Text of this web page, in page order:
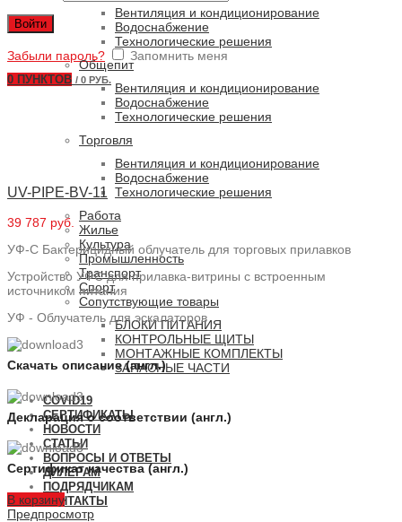
Войти
Забыли пароль? Запомнить меня
0 ПУНКТОВ / 0 РУБ.
Вентиляция и кондиционирование
Водоснабжение
Технологические решения
Общепит
Вентиляция и кондиционирование
Водоснабжение
Технологические решения
Торговля
Вентиляция и кондиционирование
Водоснабжение
Технологические решения
Работа
Жилье
Культура
Промышленность
Транспорт
Спорт
Сопутствующие товары
БЛОКИ ПИТАНИЯ
КОНТРОЛЬНЫЕ ЩИТЫ
МОНТАЖНЫЕ КОМПЛЕКТЫ
ЗАПАСНЫЕ ЧАСТИ
COVID19
СЕРТИФИКАТЫ
НОВОСТИ
СТАТЬИ
ВОПРОСЫ И ОТВЕТЫ
ДИЛЕРАМ
ПОДРЯДЧИКАМ
КОНТАКТЫ
UV-PIPE-BV-11
39 787 руб.
УФ-С Бактерицидный облучатель для торговых прилавков
Устройство УФС для прилавка-витрины с встроенным
источником питания
УФ - Облучатель для эскалаторов
Скачать описание (англ.)
Декларация о соответствии (англ.)
Сертификат качества (англ.)
В корзину
Предпросмотр